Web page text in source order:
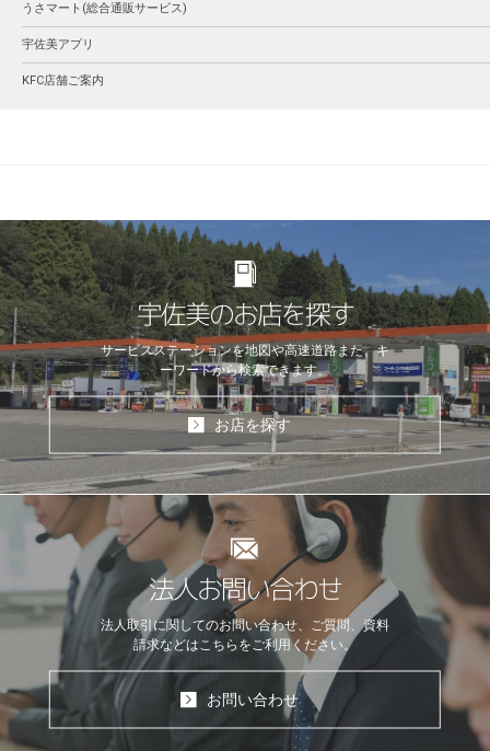
うさマート(総合通販サービス)
宇佐美アプリ
KFC店舗ご案内
宇佐美のお店を探す
サービスステーションを地図や高速道路また、キ
ーワードから検索できます。
お店を探す
法人お問い合わせ
法人取引に関してのお問い合わせ、ご質問、資料
請求などはこちらをご利用ください。
お問い合わせ